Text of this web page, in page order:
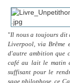
"Il nous a toujours dit
Liverpool, via Brême
d'autre ambition que
café au lait le matin
suffisant pour le
sage philophose, ce